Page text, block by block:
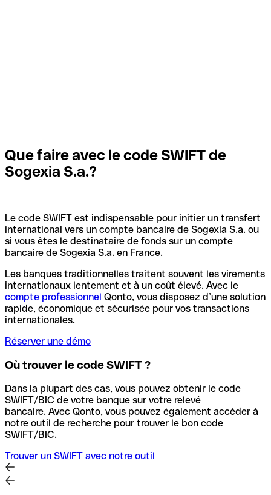
Que faire avec le code SWIFT de
Sogexia S.a.?
Le code SWIFT est indispensable pour initier un transfert
international vers un compte bancaire de Sogexia S.a. ou
si vous êtes le destinataire de fonds sur un compte
bancaire de Sogexia S.a. en France.
Les banques traditionnelles traitent souvent les virements
internationaux lentement et à un coût élevé. Avec le
compte professionnel Qonto, vous disposez d’une solution
rapide, économique et sécurisée pour vos transactions
internationales.
Réserver une démo
Où trouver le code SWIFT ?
Dans la plupart des cas, vous pouvez obtenir le code
SWIFT/BIC de votre banque sur votre relevé
bancaire. Avec Qonto, vous pouvez également accéder à
notre outil de recherche pour trouver le bon code
SWIFT/BIC.
Trouver un SWIFT avec notre outil